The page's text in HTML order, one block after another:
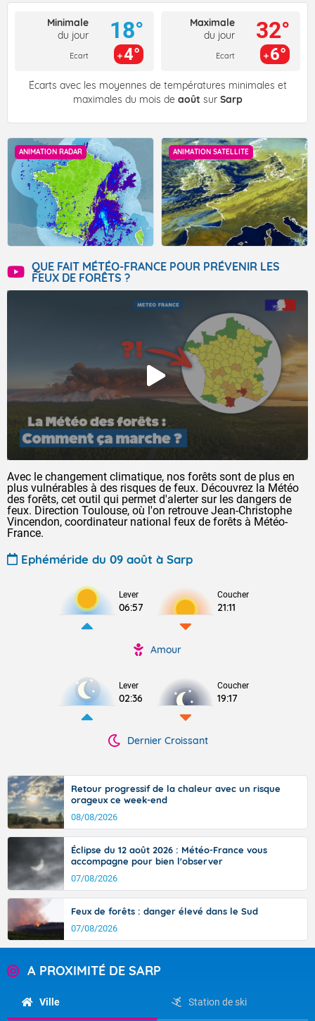
Minimale
du jour
Ecart
18°
4°
Maximale
du jour
Ecart
32°
6°
Écarts avec les moyennes de températures minimales et
maximales du mois de août sur Sarp
ANIMATION RADAR ANIMATION SATELLITE
QUE FAIT MÉTÉO-FRANCE POUR PRÉVENIR LES
FEUX DE FORÊTS ?
Avec le changement climatique, nos forêts sont de plus en
plus vulnérables à des risques de feux. Découvrez la Météo
des forêts, cet outil qui permet d'alerter sur les dangers de
feux. Direction Toulouse, où l'on retrouve Jean-Christophe
Vincendon, coordinateur national feux de forêts à Météo-
France.
Ephéméride du 09 août à Sarp
Lever
06:57
Coucher
21:11
Amour
Lever
02:36
Coucher
19:17
Dernier Croissant
Retour progressif de la chaleur avec un risque
orageux ce week-end
08/08/2026
Éclipse du 12 août 2026 : Météo-France vous
accompagne pour bien l'observer
07/08/2026
Feux de forêts : danger élevé dans le Sud
07/08/2026
A PROXIMITÉ DE SARP
Ville Station de ski